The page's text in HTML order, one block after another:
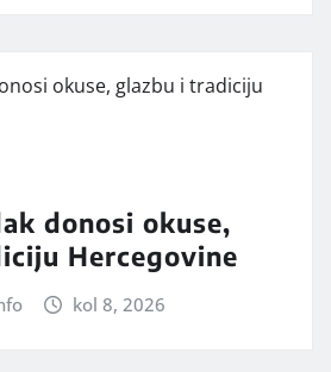
donosi okuse,
Hercegovine
kol 8, 2026